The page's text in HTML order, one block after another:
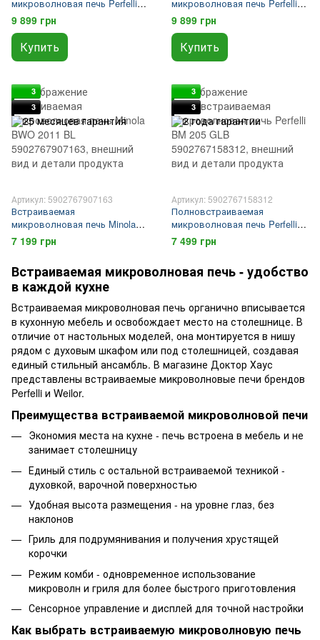
микроволновая печь Perfelli
BM 255S GLB
9 899 грн
Купить
микроволновая печь Perfelli
BM 255S GLW
9 899 грн
Купить
3
3
Артикул: 5902767907163
Встраиваемая
микроволновая печь Minola
BWO 2011 BL
7 199 грн
3
3
Артикул: 5902767158312
Полновстраиваемая
микроволновая печь Perfelli
BM 205 GLB
7 499 грн
Встраиваемая микроволновая печь - удобство
в каждой кухне
Встраиваемая микроволновая печь органично вписывается
в кухонную мебель и освобождает место на столешнице. В
отличие от настольных моделей, она монтируется в нишу
рядом с духовым шкафом или под столешницей, создавая
единый стильный ансамбль. В магазине Доктор Хаус
представлены встраиваемые микроволновые печи брендов
Perfelli и Weilor.
Преимущества встраиваемой микроволновой печи
Экономия места на кухне - печь встроена в мебель и не
занимает столешницу
Единый стиль с остальной встраиваемой техникой -
духовкой, варочной поверхностью
Удобная высота размещения - на уровне глаз, без
наклонов
Гриль для подрумянивания и получения хрустящей
корочки
Режим комби - одновременное использование
микроволн и гриля для более быстрого приготовления
Сенсорное управление и дисплей для точной настройки
Как выбрать встраиваемую микроволновую печь